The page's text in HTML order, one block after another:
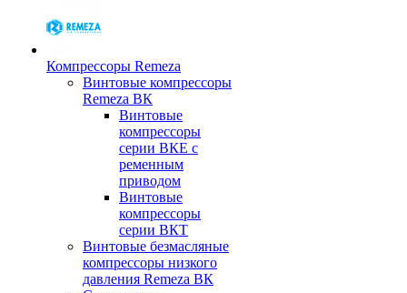
Компрессоры Remeza
Винтовые компрессоры
Remeza ВК
Винтовые
компрессоры
серии ВКЕ с
ременным
приводом
Винтовые
компрессоры
серии ВКТ
Винтовые безмасляные
компрессоры низкого
давления Remeza ВК